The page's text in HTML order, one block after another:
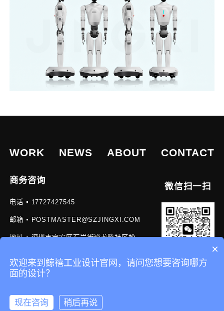
WORK NEWS ABOUT CONTACT
商务咨询
电话 17727427545
邮箱 POSTMASTER@SZJINGXI.COM
地址
深圳市宝安区石岩街道龙腾社区松
微信扫一扫
医疗器械设计
司
计
机器人工业设
计
备案号
粤ICP备2023005957号
×
欢迎来到鲸禧工业设计官网，请问您想要咨询哪方
面的设计？
现在咨询 稍后再说